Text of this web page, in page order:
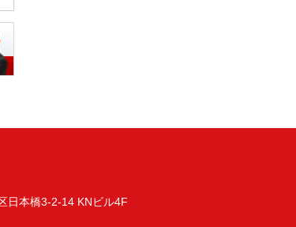
日本橋3-2-14 KNビル4F